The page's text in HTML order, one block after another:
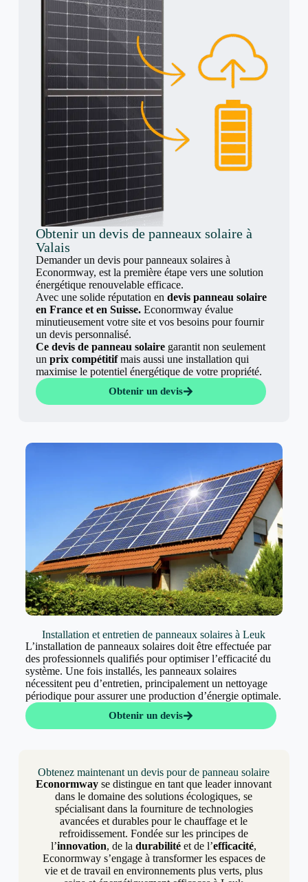
Obtenir un devis de panneaux solaire à
Valais
Demander un devis pour panneaux solaires à
Econormway, est la première étape vers une solution
énergétique renouvelable efficace.
Avec une solide réputation en devis panneau solaire
en France et en Suisse.Econormway évalue
minutieusement votre site et vos besoins pour fournir
un devis personnalisé.
Ce devis de panneau solairegarantit non seulement
un prix compétitifmais aussi une installation qui
maximise le potentiel énergétique de votre propriété.
Obtenir un devis
Installation et entretien de panneaux solaires à Leuk
L’installation de panneaux solaires doit être effectuée par
des professionnels qualifiés pour optimiser l’efficacité du
système. Une fois installés, les panneaux solaires
nécessitent peu d’entretien, principalement un nettoyage
périodique pour assurer une production d’énergie optimale.
Obtenir un devis
Obtenez maintenant un devis pour de panneau solaire
Econormway se distingue en tant que leader innovant
dans le domaine des solutions écologiques, se
spécialisant dans la fourniture de technologies
avancées et durables pour le chauffage et le
refroidissement. Fondée sur les principes de
l’innovation, de ladurabilité et de l’efficacité,
Econormway s’engage à transformer les espaces de
vie et de travail en environnements plus verts, plus